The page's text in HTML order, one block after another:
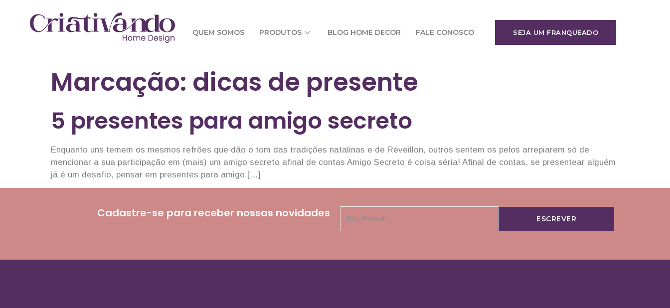
QUEM SOMOS PRODUTOS BLOG HOME DECOR FALE CONOSCO SEJA UM FRANQUEADO
Marcação: dicas de presente
5 presentes para amigo secreto
Enquanto uns temem os mesmos refrões que dão o tom das tradições natalinas e de Réveillon, outros sentem os pelos arrepiarem só de
mencionar a sua participação em (mais) um amigo secreto afinal de contas Amigo Secreto é coisa séria! Afinal de contas, se presentear alguém
já é um desafio, pensar em presentes para amigo […]
Cadastre-se para receber nossas novidades ESCREVER